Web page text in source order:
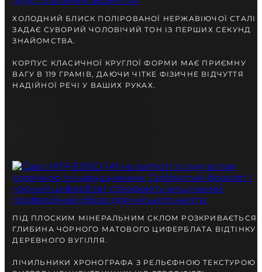
БЕЗКОШТОВНА ДОСТАВКА
ГАРАНТІЯ 12-24 МІСЯЦІВ
ВІДПРАВКА В ДЕНЬ ЗАМОВЛЕННЯ
Telegram
ПОРАДЬТЕСЯ
З НАШИМ ЕКСПЕРТОМ
ХОЛОДНИЙ БЛИСК ПОЛІРОВАНОЇ НЕРЖАВІЮЧОЇ СТАЛІ
ЗАДАЄ СУВОРИЙ ЧОЛОВІЧИЙ ТОН ІЗ ПЕРШИХ СЕКУНД
ЗНАЙОМСТВА.
КОРПУС КЛАСИЧНОЇ КРУГЛОЇ ФОРМИ МАЄ ПРИЄМНУ
ВАГУ В 119 ГРАМІВ, ДАЮЧИ ЧІТКЕ ФІЗИЧНЕ ВІДЧУТТЯ
НАДІЙНОЇ РЕЧІ У ВАШИХ РУКАХ.
ПІД ПЛОСКИМ МІНЕРАЛЬНИМ СКЛОМ РОЗКРИВАЄТЬСЯ
ГЛИБИНА ЧОРНОГО МАТОВОГО ЦИФЕРБЛАТА ВІДТІНКУ
ДЕРЕВНОГО ВУГІЛЛЯ.
ЛІЧИЛЬНИКИ ХРОНОГРАФА З РЕЛЬЄФНОЮ ТЕКСТУРОЮ